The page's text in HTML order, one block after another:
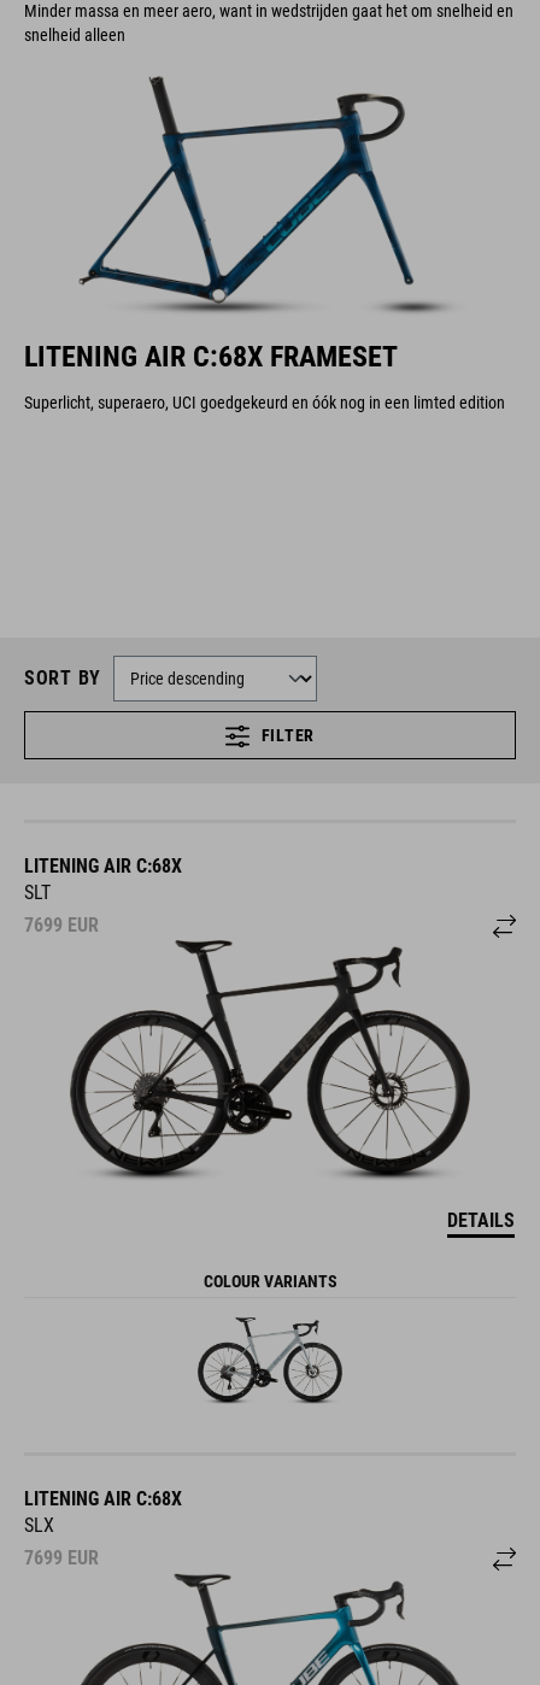
Minder massa en meer aero, want in wedstrijden gaat het om snelheid en
snelheid alleen
LITENING AIR C:68X FRAMESET
Superlicht, superaero, UCI goedgekeurd en óók nog in een limted edition
SORT BY
FILTER
LITENING AIR C:68X
SLT
7699 EUR
DETAILS
COLOUR VARIANTS
LITENING AIR C:68X
SLX
7699 EUR